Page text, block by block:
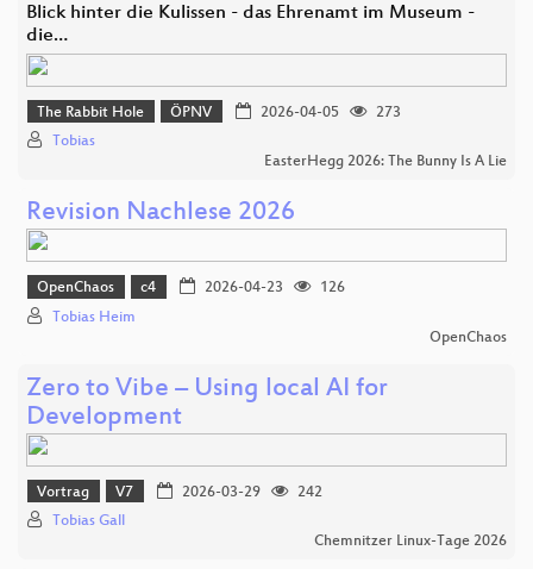
Blick hinter die Kulissen - das Ehrenamt im Museum -
die…
The Rabbit Hole ÖPNV 2026-04-05
273
Tobias
EasterHegg 2026: The Bunny Is A Lie
Revision Nachlese 2026
OpenChaos c4 2026-04-23
126
Tobias Heim
OpenChaos
Zero to Vibe – Using local AI for
Development
Vortrag V7 2026-03-29
242
Tobias Gall
Chemnitzer Linux-Tage 2026